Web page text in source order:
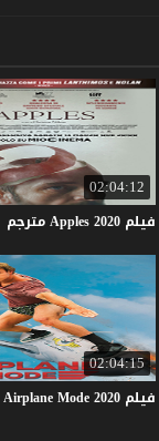
02:04:12
فيلم Apples2020 مترجم
02:04:15
فيلم AirplaneMode2020